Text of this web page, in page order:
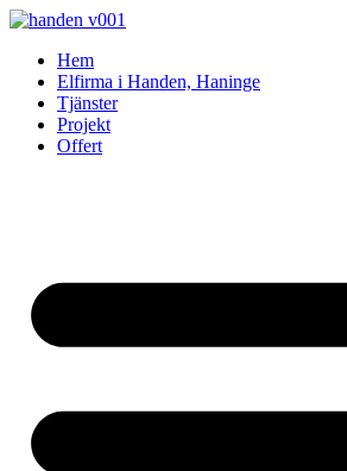
Skip
contentHem
Elfirma i Handen, Haninge
Tjänster
Projekt
Offert